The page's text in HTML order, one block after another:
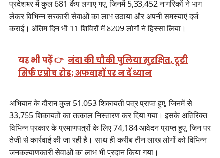
प्रदेशभर में कुल 681 कैंप लगाए गए, जिनमें 5,33,452 नागरिकों ने भाग
लेकर विभिन्न सरकारी सेवाओं का लाभ उठाया और अपनी समस्याएं दर्ज
कराईं। अंतिम दिन भी 11 शिविरों में 8209 लोगों ने हिस्सा लिया।
यह भी पढ़ें 👉 नंदा की चौकी पुलिया सुरक्षित, टूटी
सिर्फ एप्रोच रोड; अफवाहों पर न दें ध्यान
अभियान के दौरान कुल 51,053 शिकायती पत्र प्राप्त हुए, जिनमें से
33,755 शिकायतों का तत्काल निस्तारण कर दिया गया। इसके अतिरिक्त
विभिन्न प्रकार के प्रमाणपत्रों के लिए 74,184 आवेदन प्राप्त हुए, जिन पर
तेजी से कार्रवाई की जा रही है। साथ ही करीब तीन लाख लोगों को विभिन्न
जनकल्याणकारी सेवाओं का लाभ भी प्रदान किया गया।